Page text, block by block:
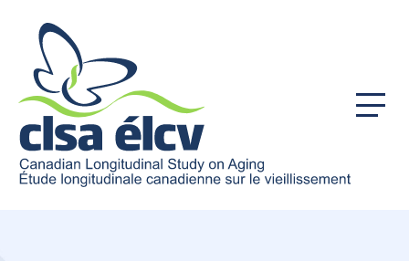
Menu